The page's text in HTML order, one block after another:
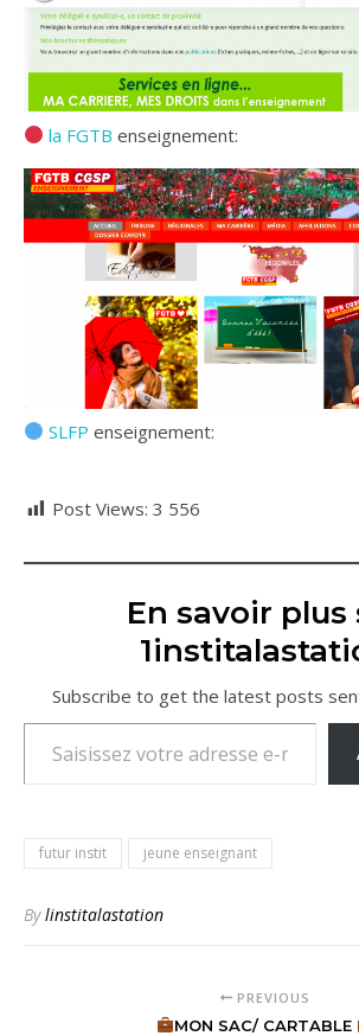
la FGTB enseignement:
SLFPenseignement:
Post Views: 3 556
En savoir plus
Subscribe to get the latest posts
Saisissez votre adresse e-mail…
futur instit jeune enseignant
Bylinstitalastation
PREVIOUS
MON SAC/ CARTABLE